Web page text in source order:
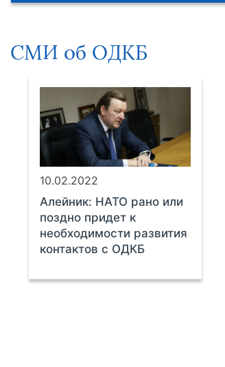
СМИ об ОДКБ
10.02.2022
Алейник: НАТО рано или
поздно придет к
необходимости развития
контактов с ОДКБ